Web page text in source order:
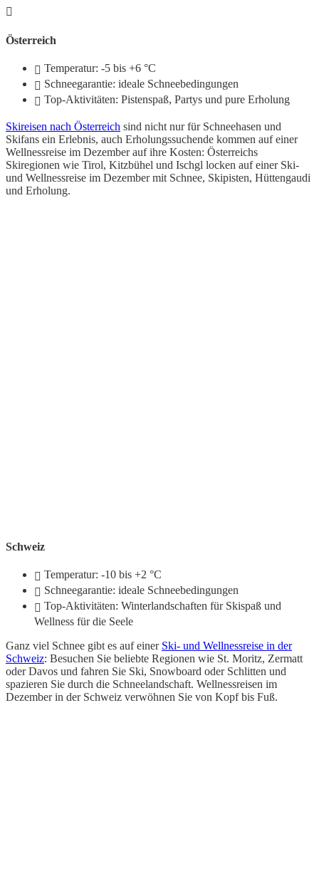
Österreich
Temperatur: -5 bis +6 °C
Schneegarantie: ideale Schneebedingungen
Top-Aktivitäten: Pistenspaß, Partys und pure Erholung
Skireisen nach Österreich sind nicht nur für Schneehasen und
Skifans ein Erlebnis, auch Erholungssuchende kommen auf einer
Wellnessreise im Dezember auf ihre Kosten: Österreichs
Skiregionen wie Tirol, Kitzbühel und Ischgl locken auf einer Ski-
und Wellnessreise im Dezember mit Schnee, Skipisten, Hüttengaudi
und Erholung.
Schweiz
Temperatur: -10 bis +2 °C
Schneegarantie: ideale Schneebedingungen
Top-Aktivitäten: Winterlandschaften für Skispaß und
Wellness für die Seele
Ganz viel Schnee gibt es auf einer Ski- und Wellnessreise in der
Schweiz: Besuchen Sie beliebte Regionen wie St. Moritz, Zermatt
oder Davos und fahren Sie Ski, Snowboard oder Schlitten und
spazieren Sie durch die Schneelandschaft. Wellnessreisen im
Dezember in der Schweiz verwöhnen Sie von Kopf bis Fuß.